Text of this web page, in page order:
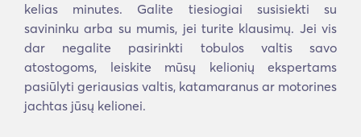
kelias minutes. Galite tiesiogiai susisiekti su
savininku arba su mumis, jei turite klausimų. Jei vis
dar negalite pasirinkti tobulos valtis savo
atostogoms, leiskite mūsų kelionių ekspertams
pasiūlyti geriausias valtis, katamaranus ar motorines
jachtas jūsų kelionei.